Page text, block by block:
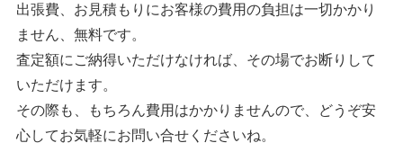
出張費、お見積もりにお客様の費用の負担は一切かかり
ません、無料です。
査定額にご納得いただけなければ、その場でお断りして
いただけます。
その際も、もちろん費用はかかりませんので、どうぞ安
心してお気軽にお問い合せくださいね。